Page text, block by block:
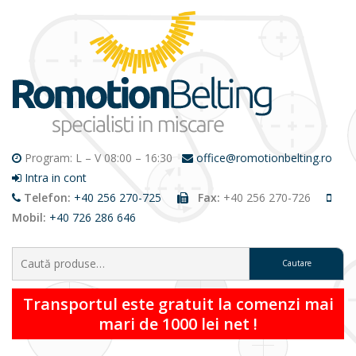
Program: L – V 08:00 – 16:30
office@romotionbelting.ro
Intra in cont
Telefon: +40 256 270-725 Fax: +40 256 270-726
Mobil: +40 726 286 646
Caută:
Transportul este gratuit la comenzi mai
mari de 1000 lei net !